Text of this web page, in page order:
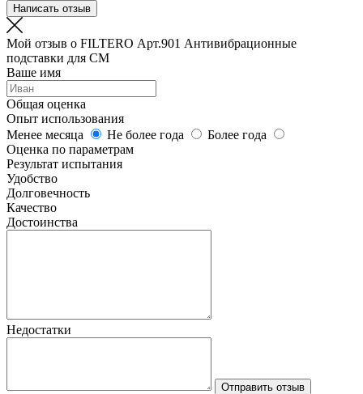
Написать отзыв
Мой отзыв о FILTERO Арт.901 Антивибрационные
подставки для СМ
Ваше имя
Общая оценка
Опыт использования
Менее месяца
Не более года
Более года
Оценка по параметрам
Результат испытания
Удобство
Долговечность
Качество
Достоинства
Недостатки
Отправить отзыв